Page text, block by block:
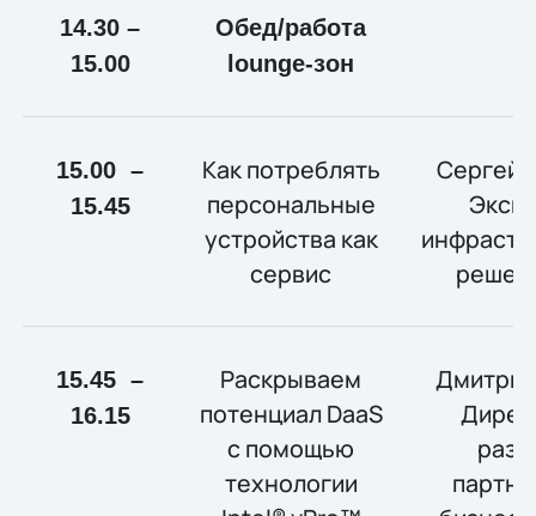
14.30 –
15.00
Обед/работа
lounge-зон
15.00 –
15.45
Как потреблять
персональные
устройства как
сервис
Сергей
15.45 –
16.15
Раскрываем
потенциал DaaS
с помощью
технологии